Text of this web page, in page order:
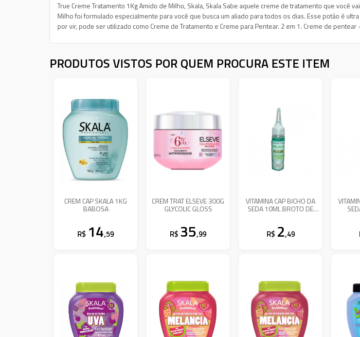
True Creme Tratamento 1Kg Amido de Milho, Skala, Skala Sabe aquele creme de tratamento que você
Milho foi formulado especialmente para você que busca um aliado para todos os dias. Esse potão é
por vir, pode ser utilizado como Creme de Tratamento e Creme para Pentear. 2 em 1. Creme de
PRODUTOS VISTOS POR QUEM PROCURA ESTE ITEM
CREM CAP SKALA 1KG
BABOSA
R$ 14,59
CREM TRAT ELSEVE 300G
GLYCOLIC GLOSS
R$ 35,99
VITAMINA CAP BICHO DA
SEDA 10ML BROTO DE
R$ 2,49